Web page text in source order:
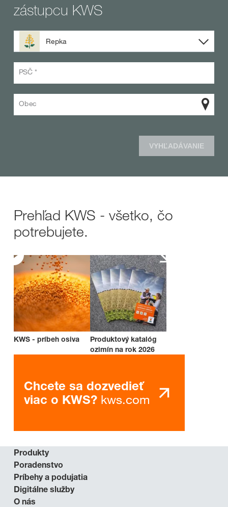
zástupcu KWS
Repka
PSČ *
Obec
VYHĽADÁVANIE
Prehľad KWS - všetko, čo
potrebujete.
KWS - príbeh osiva
Produktový katalóg
ozimín na rok 2026
Chcete sa dozvedieť
viac o KWS? kws.com
Produkty
Poradenstvo
Príbehy a podujatia
Digitálne služby
O nás